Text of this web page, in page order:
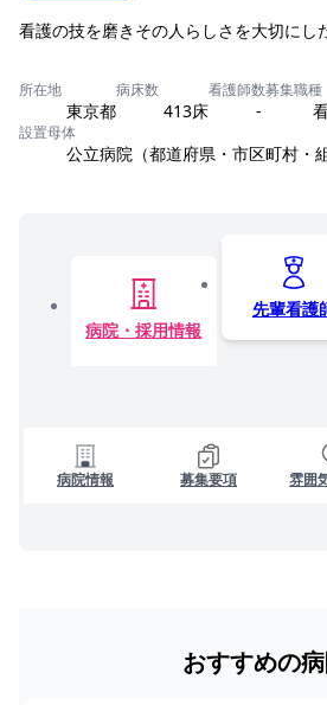
看護の技を磨きその人らしさを大切にし
所在地
東京都
病床数
413床
看護師数
-
募集職種
設置母体
公立病院（都道府県・市区町村・組
病院・採用情報
先輩看護
病院情報 募集要項 雰囲
おすすめの